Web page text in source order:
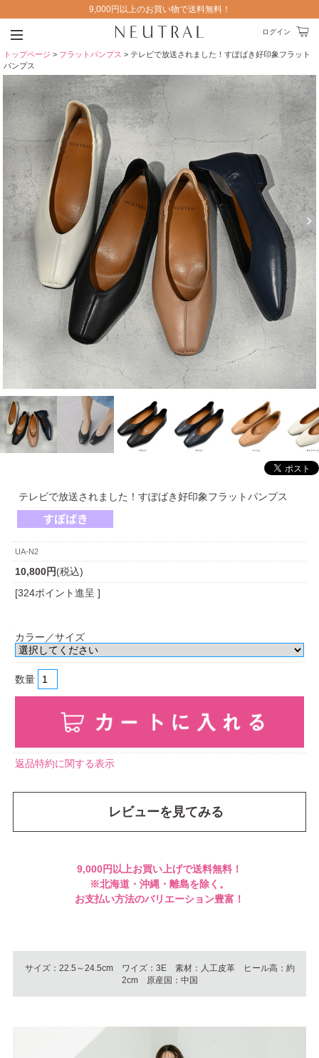
9,000円以上のお買い物で送料無料！
ログイン
トップページ > フラットパンプス > テレビで放送されました！すぽばき好印象フラット
パンプス
テレビで放送されました！すぽばき好印象フラットパンプス
UA-N2
10,800円(税込)
[324ポイント進呈 ]
カラー／サイズ
数量
返品特約に関する表示
レビューを見てみる
9,000円以上お買い上げで送料無料！
※北海道・沖縄・離島を除く。
お支払い方法のバリエーション豊富！
サイズ：22.5～24.5cm ワイズ：3E 素材：人工皮革 ヒール高：約
2cm 原産国：中国